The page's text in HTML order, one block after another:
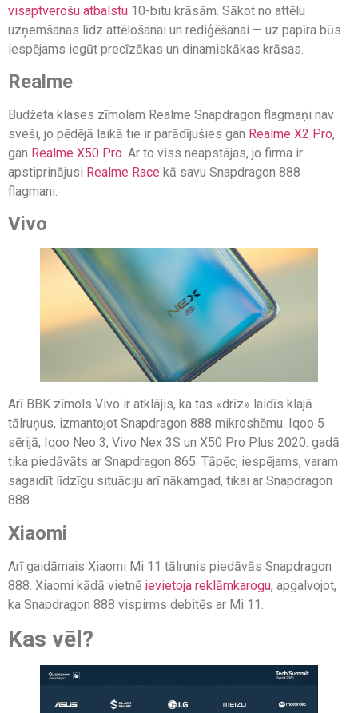
visaptverošu atbalstu 10-bitu krāsām. Sākot no attēlu
uzņemšanas līdz attēlošanai un rediģēšanai — uz papīra būs
iespējams iegūt precīzākas un dinamiskākas krāsas.
Realme
Budžeta klases zīmolam Realme Snapdragon flagmaņi nav
sveši, jo pēdējā laikā tie ir parādījušies gan Realme X2 Pro,
gan Realme X50 Pro. Ar to viss neapstājas, jo firma ir
apstiprinājusi Realme Race kā savu Snapdragon 888
flagmani.
Vivo
Arī BBK zīmols Vivo ir atklājis, ka tas «drīz» laidīs klajā
tālruņus, izmantojot Snapdragon 888 mikroshēmu. Iqoo 5
sērijā, Iqoo Neo 3, Vivo Nex 3S un X50 Pro Plus 2020. gadā
tika piedāvāts ar Snapdragon 865. Tāpēc, iespējams, varam
sagaidīt līdzīgu situāciju arī nākamgad, tikai ar Snapdragon
888.
Xiaomi
Arī gaidāmais Xiaomi Mi 11 tālrunis piedāvās Snapdragon
888. Xiaomi kādā vietnē ievietoja reklāmkarogu, apgalvojot,
ka Snapdragon 888 vispirms debitēs ar Mi 11.
Kas vēl?